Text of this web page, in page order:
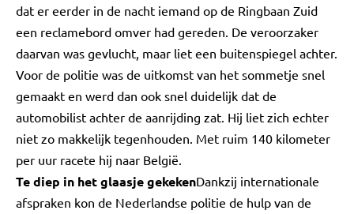
dat er eerder in de nacht iemand op de Ringbaan Zuid
een reclamebord omver had gereden. De veroorzaker
daarvan was gevlucht, maar liet een buitenspiegel achter.
Voor de politie was de uitkomst van het sommetje snel
gemaakt en werd dan ook snel duidelijk dat de
automobilist achter de aanrijding zat. Hij liet zich echter
niet zo makkelijk tegenhouden. Met ruim 140 kilometer
per uur racete hij naar België.
Te diep in het glaasje gekekenDankzij internationale
afspraken kon de Nederlandse politie de hulp van de